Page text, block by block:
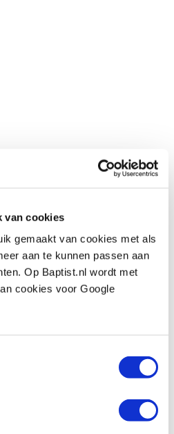
van cookies
gemaakt van cookies met als
aan te kunnen passen aan
Op Baptist.nl wordt met
cookies voor Google